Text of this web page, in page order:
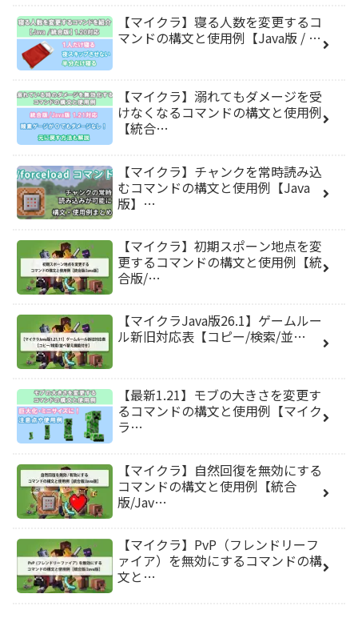
【マイクラ】寝る人数を変更するコ
マンドの構文と使用例【Java版 / …
【マイクラ】溺れてもダメージを受
けなくなるコマンドの構文と使用例
【統合…
【マイクラ】チャンクを常時読み込
むコマンドの構文と使用例【Java
版】…
【マイクラ】初期スポーン地点を変
更するコマンドの構文と使用例【統
合版/…
【マイクラJava版26.1】ゲームルー
ル新旧対応表【コピー/検索/並…
【最新1.21】モブの大きさを変更す
るコマンドの構文と使用例【マイク
ラ…
【マイクラ】自然回復を無効にする
コマンドの構文と使用例【統合
版/Jav…
【マイクラ】PvP（フレンドリーフ
ァイア）を無効にするコマンドの構
文と…